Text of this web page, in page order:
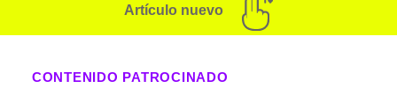
Artículo nuevo
CONTENIDO PATROCINADO